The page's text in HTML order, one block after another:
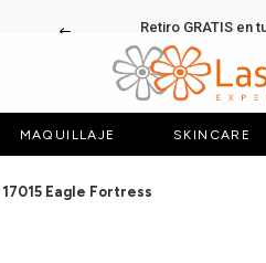
Retiro GRATIS en
MAQUILLAJE SKINCARE
Eagle Fortress